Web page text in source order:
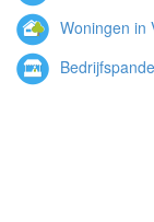
Woningen in